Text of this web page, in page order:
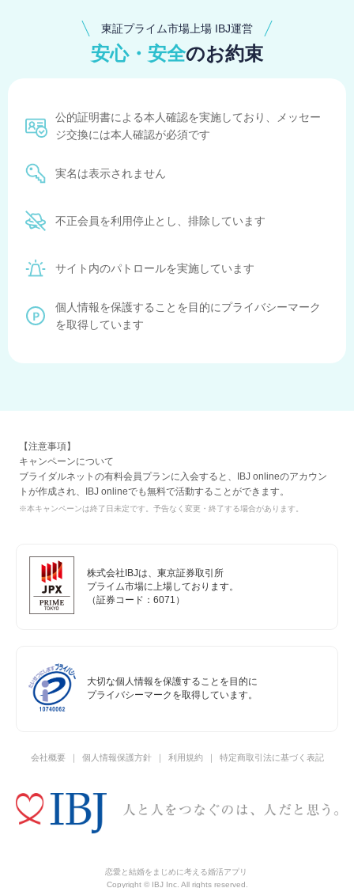
東証プライム市場上場 IBJ運営
安心・安全のお約束
公的証明書による本人確認を実施しており、メッセー
ジ交換には本人確認が必須です
実名は表示されません
不正会員を利用停止とし、排除しています
サイト内のパトロールを実施しています
個人情報を保護することを目的にプライバシーマーク
を取得しています
【注意事項】
キャンペーンについて
ブライダルネットの有料会員プランに入会すると、IBJ onlineのアカウン
トが作成され、IBJ onlineでも無料で活動することができます。
※本キャンペーンは終了日未定です。予告なく変更・終了する場合があります。
株式会社IBJは、東京証券取引所
プライム市場に上場しております。
（証券コード：6071）
大切な個人情報を保護することを目的に
プライバシーマークを取得しています。
会社概要 個人情報保護方針 利用規約 特定商取引法に基づく表記
恋愛と結婚をまじめに考える婚活アプリ
Copyright © IBJ Inc. All rights reserved.